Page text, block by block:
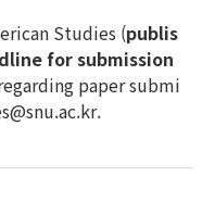
Studies (publis
for submission
paper submi